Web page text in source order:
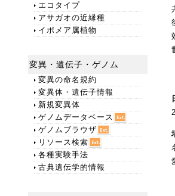
エコタイプ
アサガオの近縁種
イポメア属植物
変異・遺伝子・ゲノム
変異の命名規約
変異体・遺伝子情報
新規変異体
ゲノムデータベース
ゲノムブラウザ
リソース検索
各種実験手法
古典遺伝学的情報